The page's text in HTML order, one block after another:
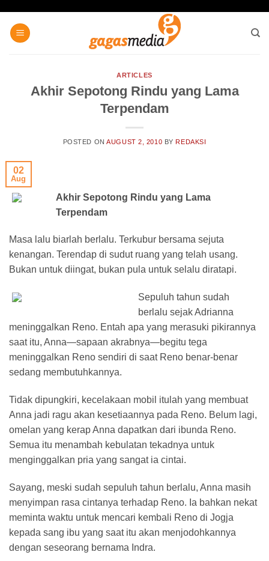
content
ARTICLES
Akhir Sepotong Rindu yang Lama
Terpendam
POSTED ONAUGUST 2, 2010 BY REDAKSI
02
Aug
Akhir Sepotong Rindu yang Lama
Terpendam
Masa lalu biarlah berlalu. Terkubur bersama sejuta
kenangan. Terendap di sudut ruang yang telah usang.
Bukan untuk diingat, bukan pula untuk selalu diratapi.
Sepuluh tahun sudah
berlalu sejak Adrianna
meninggalkan Reno. Entah apa yang merasuki pikirannya
saat itu, Anna—sapaan akrabnya—begitu tega
meninggalkan Reno sendiri di saat Reno benar-benar
sedang membutuhkannya.
Tidak dipungkiri, kecelakaan mobil itulah yang membuat
Anna jadi ragu akan kesetiaannya pada Reno. Belum lagi,
omelan yang kerap Anna dapatkan dari ibunda Reno.
Semua itu menambah kebulatan tekadnya untuk
menginggalkan pria yang sangat ia cintai.
Sayang, meski sudah sepuluh tahun berlalu, Anna masih
menyimpan rasa cintanya terhadap Reno. Ia bahkan nekat
meminta waktu untuk mencari kembali Reno di Jogja
kepada sang ibu yang saat itu akan menjodohkannya
dengan seseorang bernama Indra.